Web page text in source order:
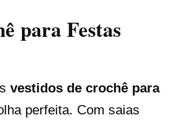
para Festas
vestidos de crochê para
perfeita. Com saias